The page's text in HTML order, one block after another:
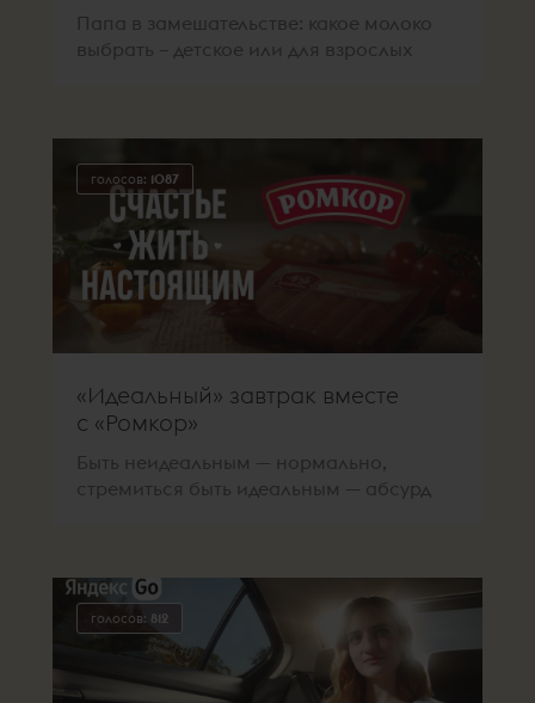
Папа в замешательстве: какое молоко
выбрать – детское или для взрослых
голосов: 1087
«Идеальный» завтрак вместе
с «Ромкор»
Быть неидеальным — нормально,
стремиться быть идеальным — абсурд
голосов: 812